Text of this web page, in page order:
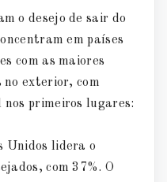
o desejo de sair do
em países
com as maiores
no exterior, com
primeiros lugares:
Unidos lidera o
com 37%. O